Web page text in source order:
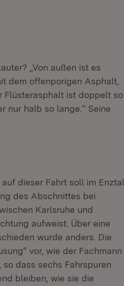
„Von außen ist es
dem offenporigen Asphalt,
Flüsterasphalt ist doppelt so
nur halb so lange.“ Seine
dieser Fahrt soll im Enztal
des Abschnittes bei
Karlsruhe und
aufweist. Über eine
wurde anders. Die
vor, wie der Fachmann
dass sechs Fahrspuren
bleiben, wie sie die